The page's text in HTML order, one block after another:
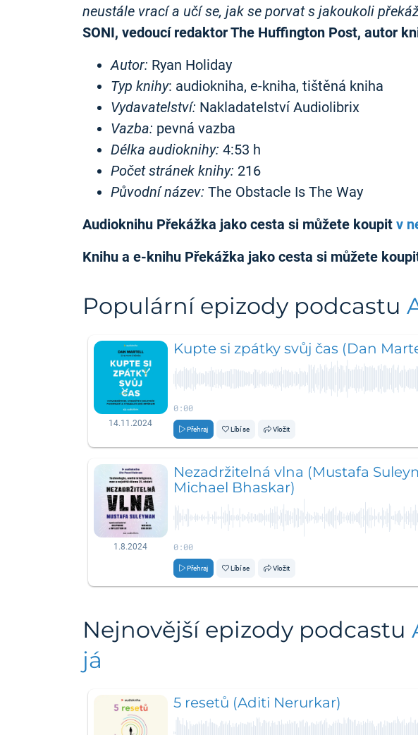
neustále vrací a učí se, jak se porvat s jakoukoli
SONI, vedoucí redaktor The Huffington Post, autor
Autor: Ryan Holiday
Typ knihy: audiokniha, e-kniha, tištěná kniha
Vydavatelství: Nakladatelství Audiolibrix
Vazba: pevná vazba
Délka audioknihy: 4:53 h
Počet stránek knihy: 216
Původní název: The Obstacle Is The Way
Audioknihu Překážka jako cesta si můžete koupit v
Knihu a e-knihu Překážka jako cesta si můžete
Populární epizody podcastu
14.11.2024
Kupte si zpátky svůj čas (Dan
0:00
Přehraj Líbí se Vložit
1.8.2024
Nezadržitelná vlna (Mustafa
Michael Bhaskar)
0:00
Přehraj Líbí se Vložit
Nejnovější epizody podcastu
já
5 resetů (Aditi Nerurkar)